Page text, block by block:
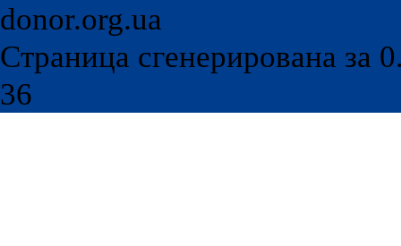
donor.org.ua
Страница сгенерирована за
36